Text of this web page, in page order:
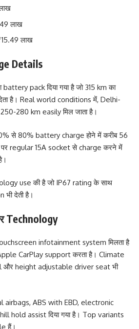
लाख
लाख
Details
pack दिया गया है जो 315 km का
है। Real world conditions में, Delhi-
280 km easily मिल जाता है।
से 80% battery charge होने में करीब 56
regular 15A socket से charge करने में
use की है जो IP67 rating के साथ
देती है।
Technology
infotainment system मिलता है
CarPlay support करता है। Climate
और height adjustable driver seat भी
airbags, ABS with EBD, electronic
hold assist दिया गया है। Top variants
हैं।